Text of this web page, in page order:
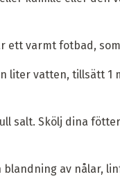
varmt fotbad,
liter vatten, tillsätt 1
salt. Skölj dina
av nålar,